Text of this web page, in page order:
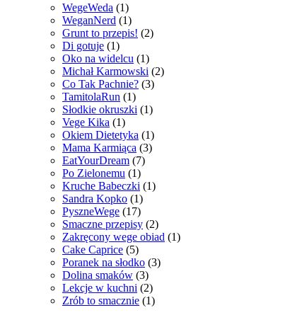
WegeWeda (1)
WeganNerd (1)
Grunt to przepis! (2)
Di gotuje (1)
Oko na widelcu (1)
Michał Karmowski (2)
Co Tak Pachnie? (3)
TamitolaRun (1)
Słodkie okruszki (1)
Vege Kika (1)
Okiem Dietetyka (1)
Mama Karmiąca (3)
EatYourDream (7)
Po Zielonemu (1)
Kruche Babeczki (1)
Sandra Kopko (1)
PyszneWege (17)
Smaczne przepisy (2)
Zakręcony wege obiad (1)
Cake Caprice (5)
Poranek na słodko (3)
Dolina smaków (3)
Lekcje w kuchni (2)
Zrób to smacznie (1)